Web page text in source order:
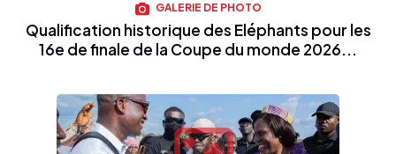
GALERIE DE PHOTO
Qualification historique des Eléphants pour les
16e de finale de la Coupe du monde 2026...